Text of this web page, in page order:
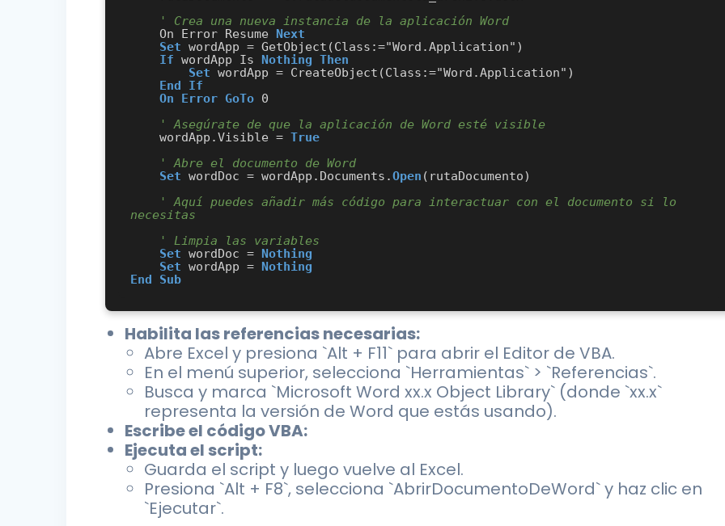
' Crea una nueva instancia de la aplicación Word
    On Error Resume
Next
Set wordApp = GetObject(Class:="Word.Application")
If wordApp Is Nothing Then
Set wordApp = CreateObject(Class:="Word.Application")
End
If
On Error GoTo 0
' Asegúrate de que la aplicación de Word esté visible
    wordApp.Visible =
True
' Abre el documento de Word
Set wordDoc = wordApp.Documents.Open (rutaDocumento)
' Aquí puedes añadir más código para interactuar con el documento si lo
necesitas
' Limpia las variables
Set wordDoc = Nothing
Set wordApp = Nothing
End
Sub
Habilita las referencias necesarias:
Abre Excel y presiona `Alt + F11` para abrir el Editor de VBA.
En el menú superior, selecciona `Herramientas` > `Referencias`.
Busca y marca `Microsoft Word xx.x Object Library` (donde `xx.x`
representa la versión de Word que estás usando).
Escribe el código VBA:
Ejecuta el script:
Guarda el script y luego vuelve al Excel.
Presiona `Alt + F8`, selecciona `AbrirDocumentoDeWord` y haz clic en
`Ejecutar`.